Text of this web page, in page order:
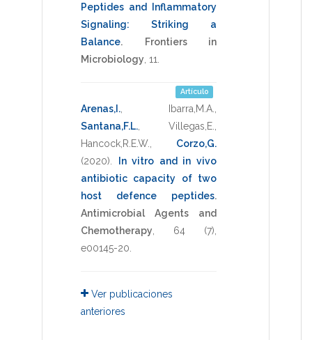
Peptides and Inflammatory
Signaling: Striking a
Balance.
Frontiers in
Microbiology 11
Artículo
Arenas,I. Ibarra,M.A.
Santana,F.L.
Villegas,E.
Hancock,R.E.W.
Corzo,G.
(2020)
In vitro and in vivo
antibiotic capacity of two
host defence peptides.
Antimicrobial Agents and
Chemotherapy
64 (7),
e00145-20
Ver publicaciones
anteriores